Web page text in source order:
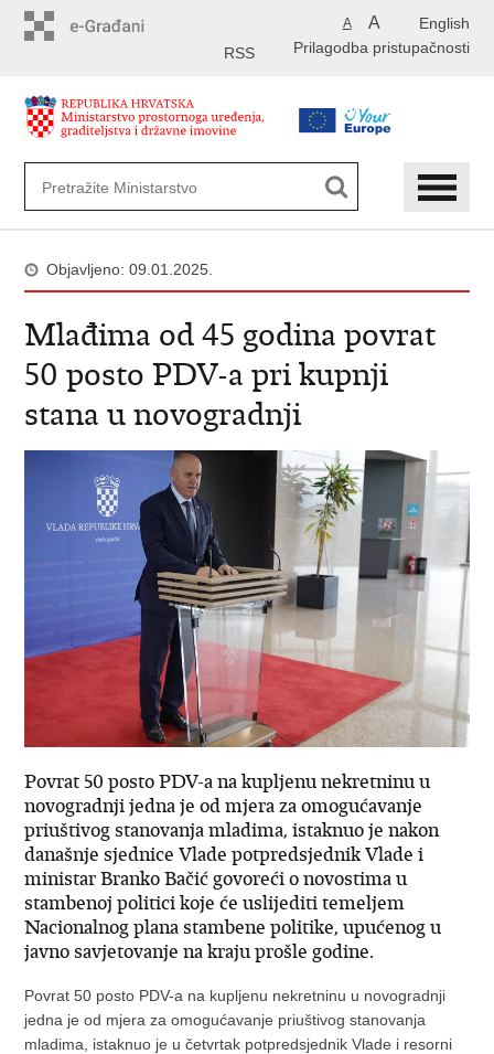
English
A A
Prilagodba pristupačnosti
RSS
Objavljeno: 09.01.2025.
Mlađima od 45 godina povrat
50 posto PDV-a pri kupnji
stana u novogradnji
Povrat 50 posto PDV-a na kupljenu nekretninu u
novogradnji jedna je od mjera za omogućavanje
priuštivog stanovanja mladima, istaknuo je nakon
današnje sjednice Vlade potpredsjednik Vlade i
ministar Branko Bačić govoreći o novostima u
stambenoj politici koje će uslijediti temeljem
Nacionalnog plana stambene politike, upućenog u
javno savjetovanje na kraju prošle godine.
Povrat 50 posto PDV-a na kupljenu nekretninu u novogradnji
jedna je od mjera za omogućavanje priuštivog stanovanja
mladima, istaknuo je u četvrtak potpredsjednik Vlade i resorni